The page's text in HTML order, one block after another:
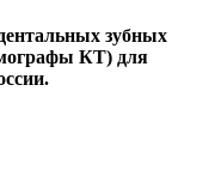
зубных
КТ) для